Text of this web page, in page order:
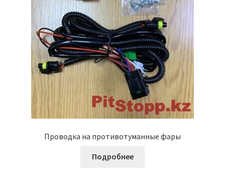
Проводка на противотуманные фары
Подробнее